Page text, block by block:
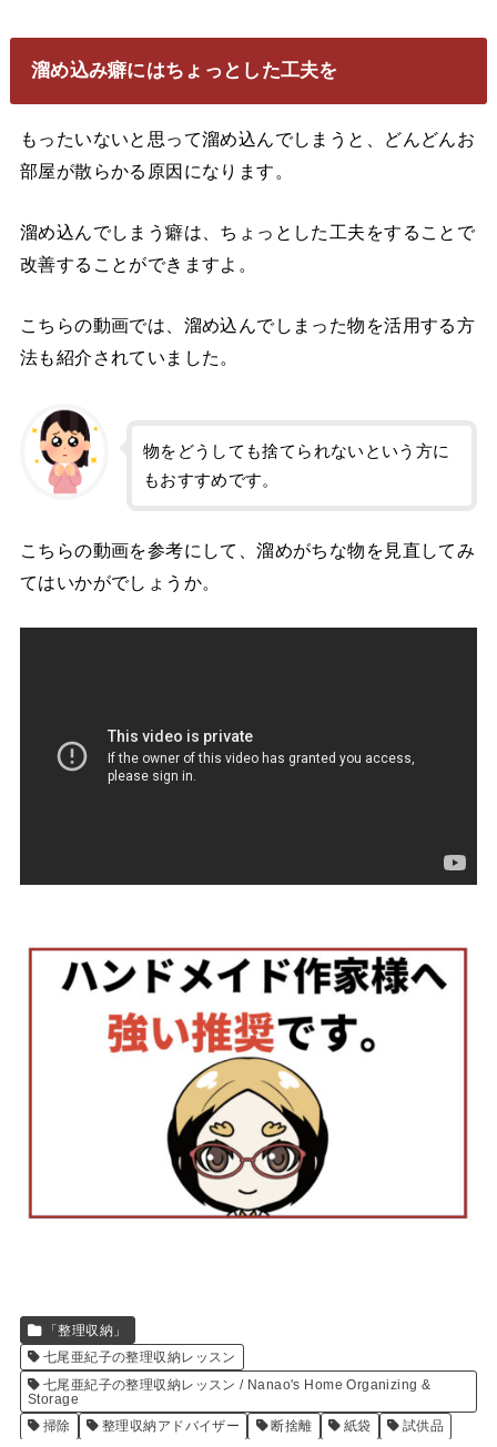
溜め込み癖にはちょっとした工夫を
もったいないと思って溜め込んでしまうと、どんどんお
部屋が散らかる原因になります。
溜め込んでしまう癖は、ちょっとした工夫をすることで
改善することができますよ。
こちらの動画では、溜め込んでしまった物を活用する方
法も紹介されていました。
物をどうしても捨てられないという方に
もおすすめです。
こちらの動画を参考にして、溜めがちな物を見直してみ
てはいかがでしょうか。
「整理収納」
七尾亜紀子の整理収納レッスン
七尾亜紀子の整理収納レッスン / Nanao's Home Organizing &
Storage
掃除
整理収納アドバイザー 断捨離 紙袋 試供品